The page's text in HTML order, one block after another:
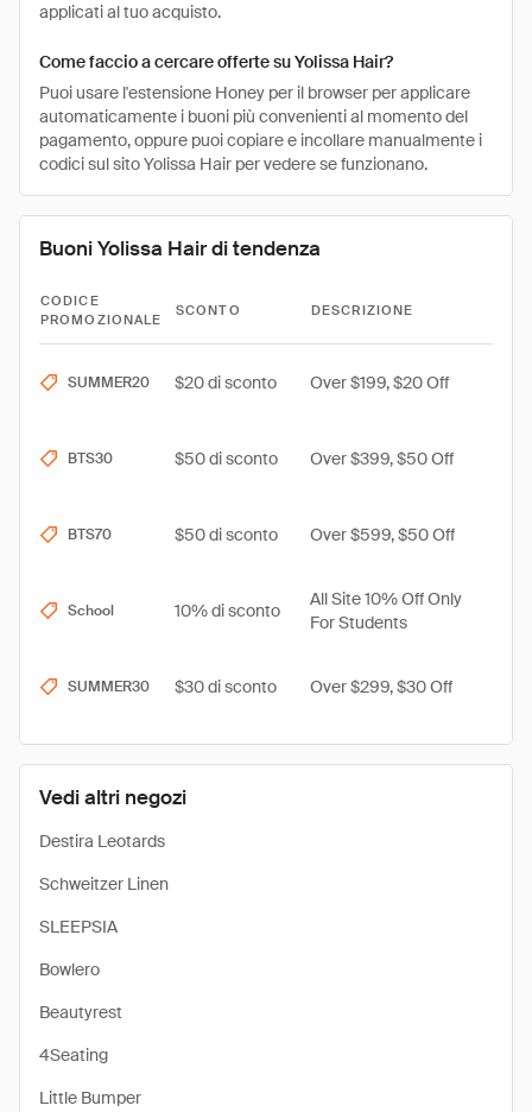
Vedi altri negozi
Destira Leotards
Schweitzer Linen
SLEEPSIA
Bowlero
Beautyrest
4Seating
Little Bumper
applicati al tuo acquisto.
Come faccio a cercare offerte su Yolissa Hair?
Puoi usare l'estensione Honey per il browser per applicare
automaticamente i buoni più convenienti al momento del
pagamento, oppure puoi copiare e incollare manualmente i
codici sul sito Yolissa Hair per vedere se funzionano.
Buoni Yolissa Hair di tendenza
CODICE
PROMOZIONALE
SCONTO DESCRIZIONE
SUMMER20 $20 di sconto Over $199, $20 Off
BTS30 $50 di sconto Over $399, $50 Off
BTS70 $50 di sconto Over $599, $50 Off
School 10% di sconto
All Site 10% Off Only
For Students
SUMMER30 $30 di sconto Over $299, $30 Off